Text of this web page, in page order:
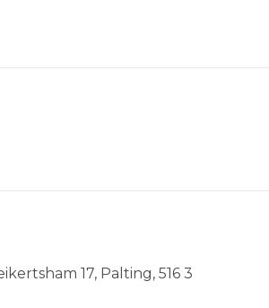
17, Palting, 516 3